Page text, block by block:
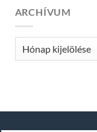
ARCHÍVUM
Archívum